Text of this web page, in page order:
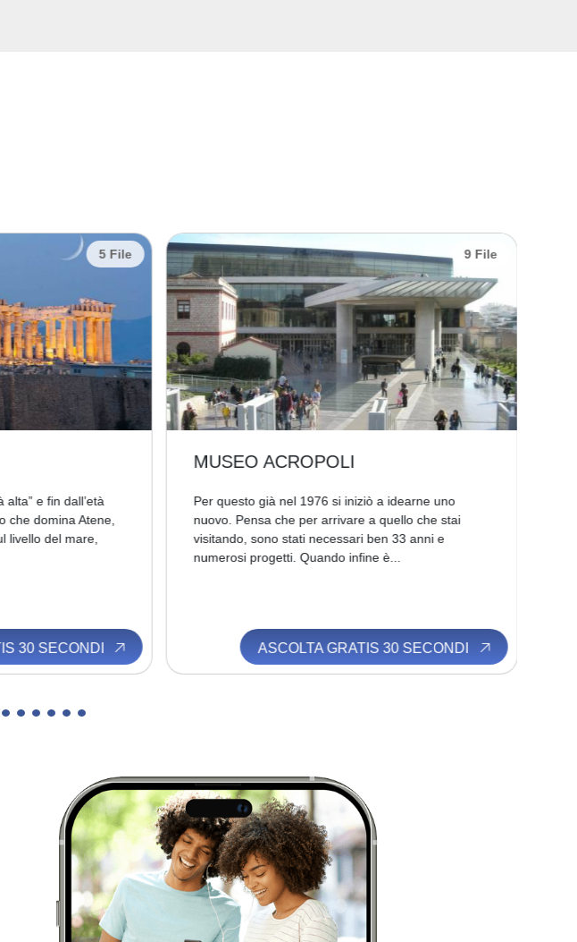
5 File
alta” e fin dall’età
che domina Atene,
livello del mare,
30 SECONDI
9 File
MUSEO ACROPOLI
Per questo già nel 1976 si iniziò a idearne uno
nuovo. Pensa che per arrivare a quello che stai
visitando, sono stati necessari ben 33 anni e
numerosi progetti. Quando infine è...
ASCOLTA GRATIS 30 SECONDI